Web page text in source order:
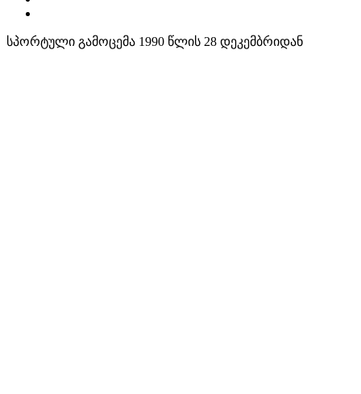
სპორტული გამოცემა 1990 წლის 28 დეკემბრიდან